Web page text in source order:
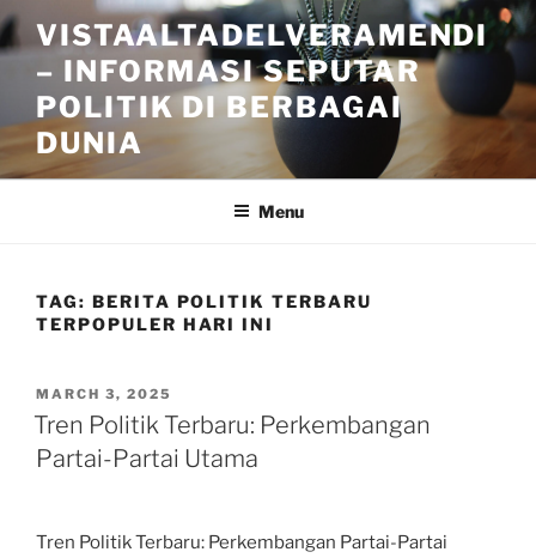
Skip
to
content
VISTAALTADELVERAMENDI
– INFORMASI SEPUTAR
POLITIK DI BERBAGAI
DUNIA
Menu
TAG: BERITA POLITIK TERBARU
TERPOPULER HARI INI
POSTED
ON
MARCH 3, 2025
Tren Politik Terbaru: Perkembangan
Partai-Partai Utama
Tren Politik Terbaru: Perkembangan Partai-Partai